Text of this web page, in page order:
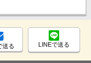
送る LINEで送る